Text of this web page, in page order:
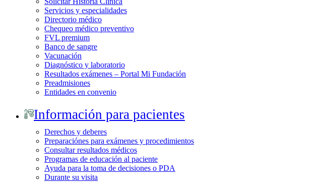
Servicios y especialidades
Directorio médico
Chequeo médico preventivo
FVL premium
Banco de sangre
Vacunación
Diagnóstico y laboratorio
Resultados exámenes – Portal Mi Fundación
Preadmisiones
Entidades en convenio
Información para pacientes
Derechos y deberes
Preparaciónes para exámenes y procedimientos
Consultar resultados médicos
Programas de educación al paciente
Ayuda para la toma de decisiones o PDA
Durante su visita